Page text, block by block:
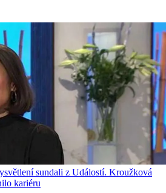
sundali z Událostí. Kroužková
kariéru